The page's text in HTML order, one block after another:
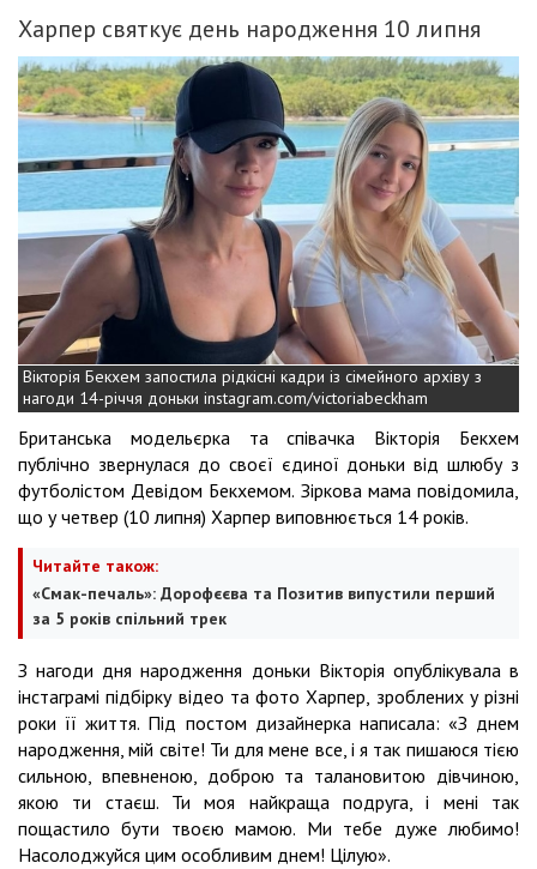
Харпер святкує день народження 10 липня
Вікторія Бекхем запостила рідкісні кадри із сімейного архіву з
нагоди 14-річчя доньки instagram.com/victoriabeckham
Британська модельєрка та співачка Вікторія Бекхем
публічно звернулася до своєї єдиної доньки від шлюбу з
футболістом Девідом Бекхемом. Зіркова мама повідомила,
що у четвер (10 липня) Харпер виповнюється 14 років.
Читайте також:
«Смак-печаль»: Дорофєєва та Позитив випустили перший
за 5 років спільний трек
З нагоди дня народження доньки Вікторія опублікувала в
інстаграмі підбірку відео та фото Харпер, зроблених у різні
роки її життя. Під постом дизайнерка написала: «З днем
народження, мій світе! Ти для мене все, і я так пишаюся тією
сильною, впевненою, доброю та талановитою дівчиною,
якою ти стаєш. Ти моя найкраща подруга, і мені так
пощастило бути твоєю мамою. Ми тебе дуже любимо!
Насолоджуйся цим особливим днем! Цілую».